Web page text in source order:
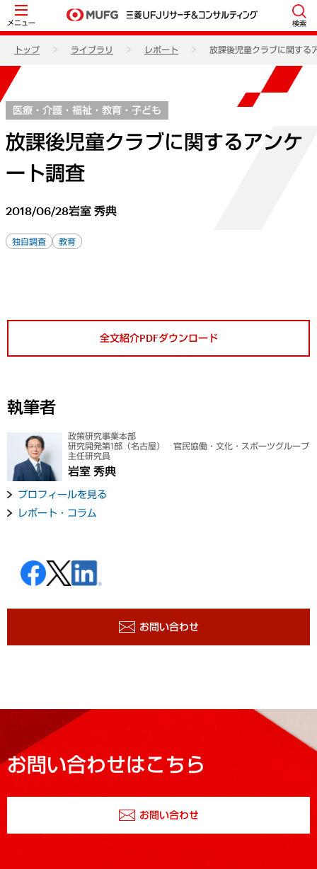
メニュー 検索
トップ ライブラリ レポート 放課後児童クラブに関する
医療・介護・福祉・教育・子ども
放課後児童クラブに関するアンケ
ート調査
2018/06/28岩室 秀典
独自調査 教育
全文紹介PDFダウンロード
執筆者
政策研究事業本部
研究開発第1部（名古屋） 官民協働・文化・スポーツグループ
主任研究員
岩室 秀典
プロフィールを見る
レポート・コラム
お問い合わせ
お問い合わせはこちら
お問い合わせ